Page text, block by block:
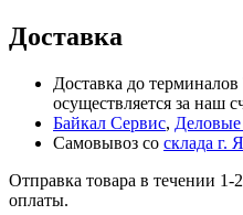
Доставка
Доставка до
осуществляется за наш
Байкал Сервис,
Самовывоз со склада г.
Отправка товара в течении 1-
оплаты.